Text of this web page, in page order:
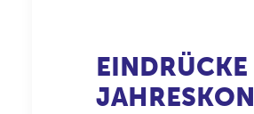
EINDRÜCKE